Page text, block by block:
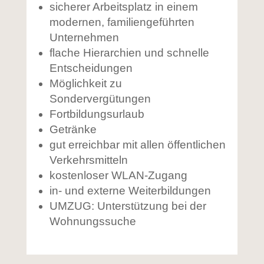
sicherer Arbeitsplatz in einem
modernen, familiengeführten
Unternehmen
flache Hierarchien und schnelle
Entscheidungen
Möglichkeit zu
Sondervergütungen
Fortbildungsurlaub
Getränke
gut erreichbar mit allen öffentlichen
Verkehrsmitteln
kostenloser WLAN-Zugang
in- und externe Weiterbildungen
UMZUG: Unterstützung bei der
Wohnungssuche